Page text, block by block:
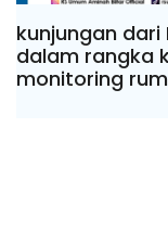
kunjungan dari
dalam rangka
monitoring